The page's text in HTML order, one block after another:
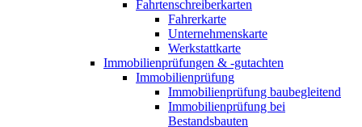
Fahrtenschreiberkarten
Fahrerkarte
Unternehmenskarte
Werkstattkarte
Immobilienprüfungen & -gutachten
Immobilienprüfung
Immobilienprüfung baubegleitend
Immobilienprüfung bei
Bestandsbauten